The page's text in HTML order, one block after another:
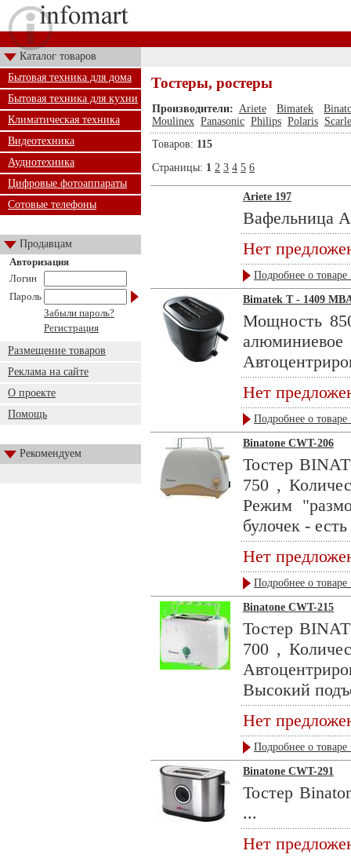
Каталог товаров
Бытовая техника для дома
Бытовая техника для кухни
Климатическая техника
Видеотехника
Аудиотехника
Цифровые фотоаппараты
Сотовые телефоны
Продавцам
Авторизация
Логин
Пароль
Забыли пароль?
Регистрация
Размещение товаров
Реклама на сайте
О проекте
Помощь
Рекомендуем
Тостеры, ростеры
Производители: Ariete Bimatek
Moulinex Panasonic Philips Polaris
Товаров: 115
Страницы: 1 2 3 4 5 6
Ariete 197
Вафельница
Нет
Подробнее о товаре
Bimatek T - 1409
Мощность
Нет
Подробнее о товаре
Binatone CWT-206
Тостер
750 ,
Режим
булочек -
Нет
Подробнее о товаре
Binatone CWT-215
Тостер
700 ,
Высокий
Нет
Подробнее о товаре
Binatone CWT-291
Тостер
...
Нет